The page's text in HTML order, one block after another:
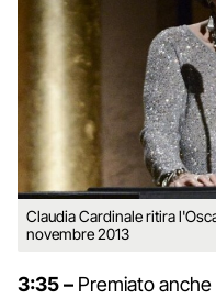
Claudia Cardinale ritira
novembre 2013
3:35 – Premiato